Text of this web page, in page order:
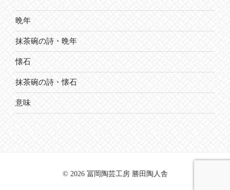
晩年
抹茶碗の詩・晩年
懐石
抹茶碗の詩・懐石
意味
© 2026 冨岡陶芸工房 勝田陶人舎